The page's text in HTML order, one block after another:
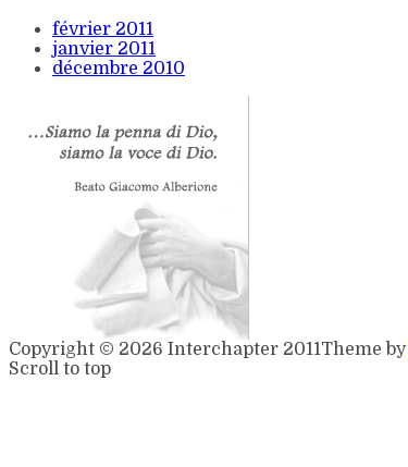
février 2011
janvier 2011
décembre 2010
Copyright © 2026 Interchapter 2011Theme by
Scroll to top